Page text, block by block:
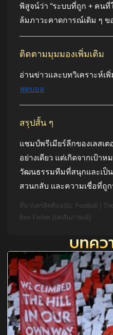
พิสูจน์ว่า “ระบบที่ถูก + คนที่
ล้มภาวะคาดการณ์เดิม ๆ ข
ติดตามมุมมองเพิ่มเติม
อ่านข่าวและบทวิเคราะห์เ
ฟุตบอล
สรุปสั้น ๆ
แชมป์พรีเมียร์ลีกของเลสเ
อย่างเดียว แต่เกิดจากเป้า
วัฒนธรรมทีมที่สนุกและเป็
สวนกลับ และความเชื่อที่ถู
ที่มา/เครดิตต้นฉบับ: Football |
Ben Fisher (บทสัมภาษณ์)
บทคว